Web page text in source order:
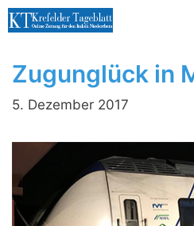
Zum
Inhalt
Zugunglück in
5. Dezember 2017